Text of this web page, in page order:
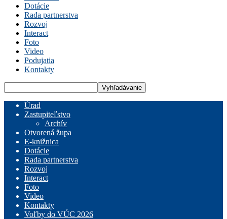
Dotácie
Rada partnerstva
Rozvoj
Interact
Foto
Video
Podujatia
Kontakty
Úrad
Zastupiteľstvo
Archív
Otvorená župa
E-knižnica
Dotácie
Rada partnerstva
Rozvoj
Interact
Foto
Video
Kontakty
Voľby do VÚC 2026